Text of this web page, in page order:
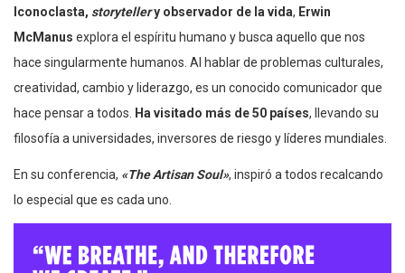
Iconoclasta, storytellery observador de la vida, Erwin
McManus explora el espíritu humano y busca aquello que nos
hace singularmente humanos. Al hablar de problemas culturales,
creatividad, cambio y liderazgo, es un conocido comunicador que
hace pensar a todos.
Ha visitado más de 50 países, llevando su
filosofía a universidades, inversores de riesgo y líderes mundiales.
En su conferencia, «The Artisan Soul», inspiró a todos recalcando
lo especial que es cada uno.